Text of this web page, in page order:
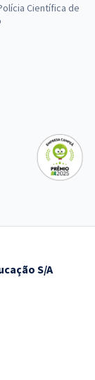
Científica de
S/A